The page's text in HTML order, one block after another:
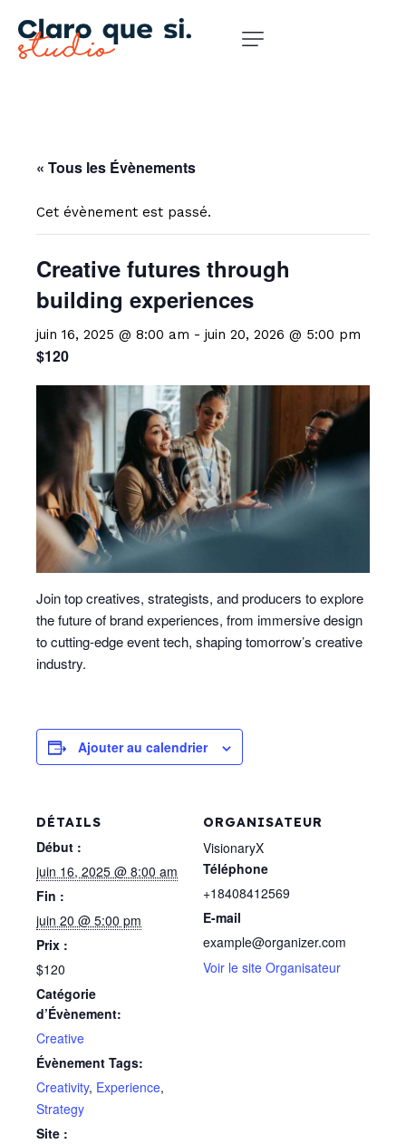
« Tous les Évènements
Cet évènement est passé.
Creative futures through
building experiences
juin 16, 2025 @ 8:00 am - juin 20, 2026 @ 5:00 pm
$120
Join top creatives, strategists, and producers to explore
the future of brand experiences, from immersive design
to cutting-edge event tech, shaping tomorrow’s creative
industry.
Ajouter au calendrier
DÉTAILS
Début :
juin 16, 2025 @ 8:00 am
Fin :
juin 20 @ 5:00 pm
Prix :
$120
Catégorie
d’Évènement:
Creative
Évènement Tags:
Creativity, Experience,
Strategy
Site :
ORGANISATEUR
VisionaryX
Téléphone
+18408412569
E-mail
example@organizer.com
Voir le site Organisateur